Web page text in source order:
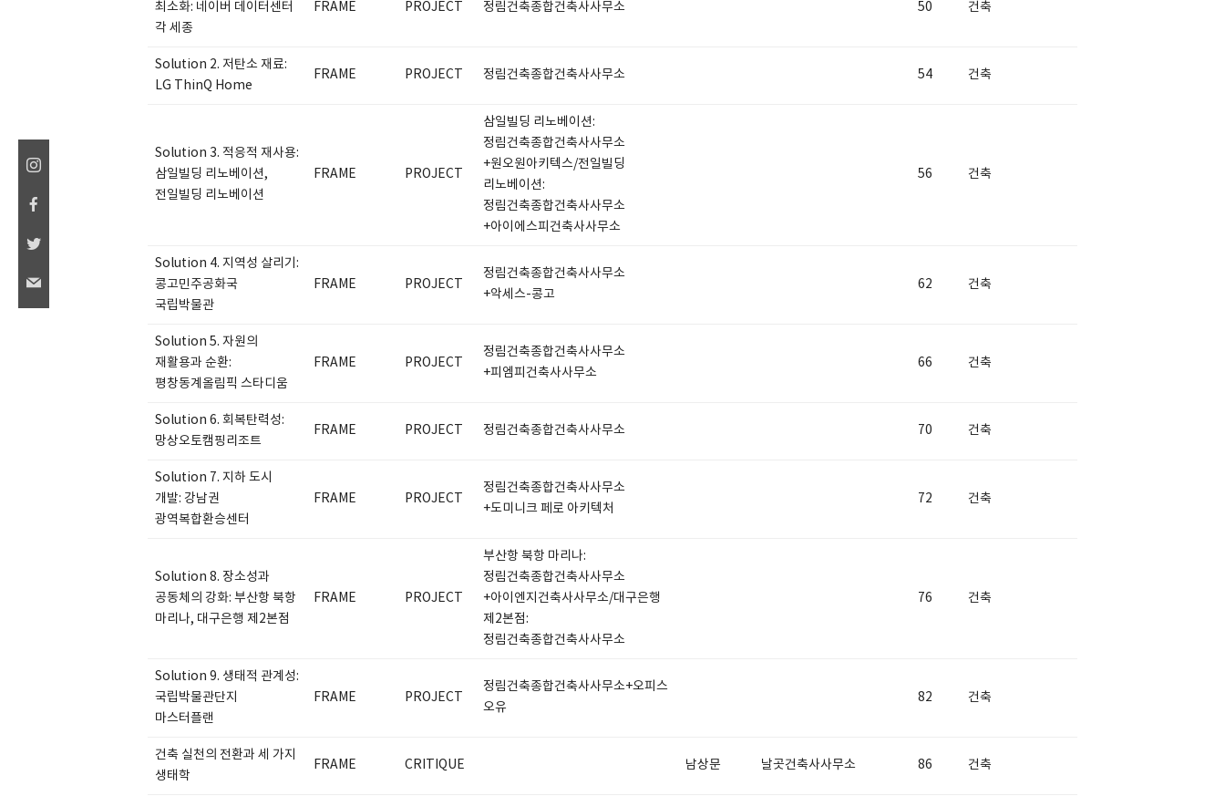
최소화: 네이버 데이터센터
각 세종
FRAME PROJECT 정림건축종합건축사사무소 50 건축
Solution 2. 저탄소 재료:
LG ThinQ Home
FRAME PROJECT 정림건축종합건축사사무소 54 건축
Solution 3. 적응적 재사용:
삼일빌딩 리노베이션,
전일빌딩 리노베이션
FRAME PROJECT
삼일빌딩 리노베이션:
정림건축종합건축사사무소
+원오원아키텍스/전일빌딩
리노베이션:
정림건축종합건축사사무소
+아이에스피건축사사무소
56 건축
Solution 4. 지역성 살리기:
콩고민주공화국
국립박물관
FRAME PROJECT
정림건축종합건축사사무소
+악세스-콩고
62 건축
Solution 5. 자원의
재활용과 순환:
평창동계올림픽 스타디움
FRAME PROJECT
정림건축종합건축사사무소
+피엠피건축사사무소
66 건축
Solution 6. 회복탄력성:
망상오토캠핑리조트
FRAME PROJECT 정림건축종합건축사사무소 70 건축
Solution 7. 지하 도시
개발: 강남권
광역복합환승센터
FRAME PROJECT
정림건축종합건축사사무소
+도미니크 페로 아키텍처
72 건축
Solution 8. 장소성과
공동체의 강화: 부산항 북항
마리나, 대구은행 제2본점
FRAME PROJECT
부산항 북항 마리나:
정림건축종합건축사사무소
+아이엔지건축사사무소/대구은행
제2본점:
정림건축종합건축사사무소
76 건축
Solution 9. 생태적 관계성:
국립박물관단지
마스터플랜
FRAME PROJECT
정림건축종합건축사사무소+오피스
오유
82 건축
건축 실천의 전환과 세 가지
생태학
FRAME CRITIQUE 남상문 날곳건축사사무소 86 건축